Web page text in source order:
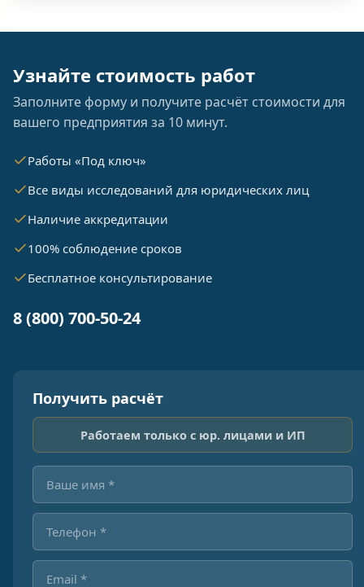
Узнайте стоимость работ
Заполните форму и получите расчёт стоимости для
вашего предприятия за 10 минут.
Работы «Под ключ»
Все виды исследований для юридических лиц
Наличие аккредитации
100% соблюдение сроков
Бесплатное консультирование
8 (800) 700-50-24
Получить расчёт
Работаем только с юр. лицами и ИП